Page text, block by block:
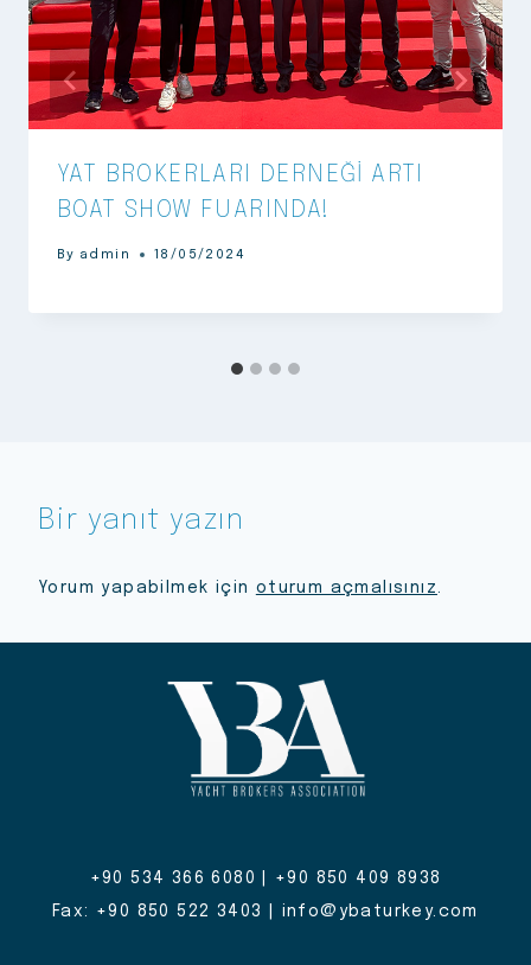
YAT BROKERLARI DERNEĞİ ARTI
BOAT SHOW FUARINDA!
By admin 18/05/2024
Bir yanıt yazın
Yorum yapabilmek için oturum açmalısınız .
+90 534 366 6080 | +90 850 409 8938
Fax: +90 850 522 3403 | info@ybaturkey.com